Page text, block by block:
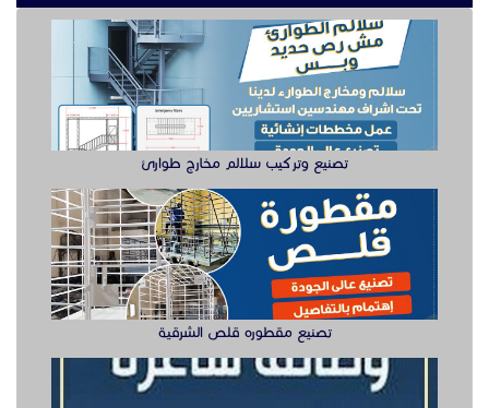
تصنيع وتركيب سلالم مخارج طوارئ
تصنيع مقطوره قلص الشرقية